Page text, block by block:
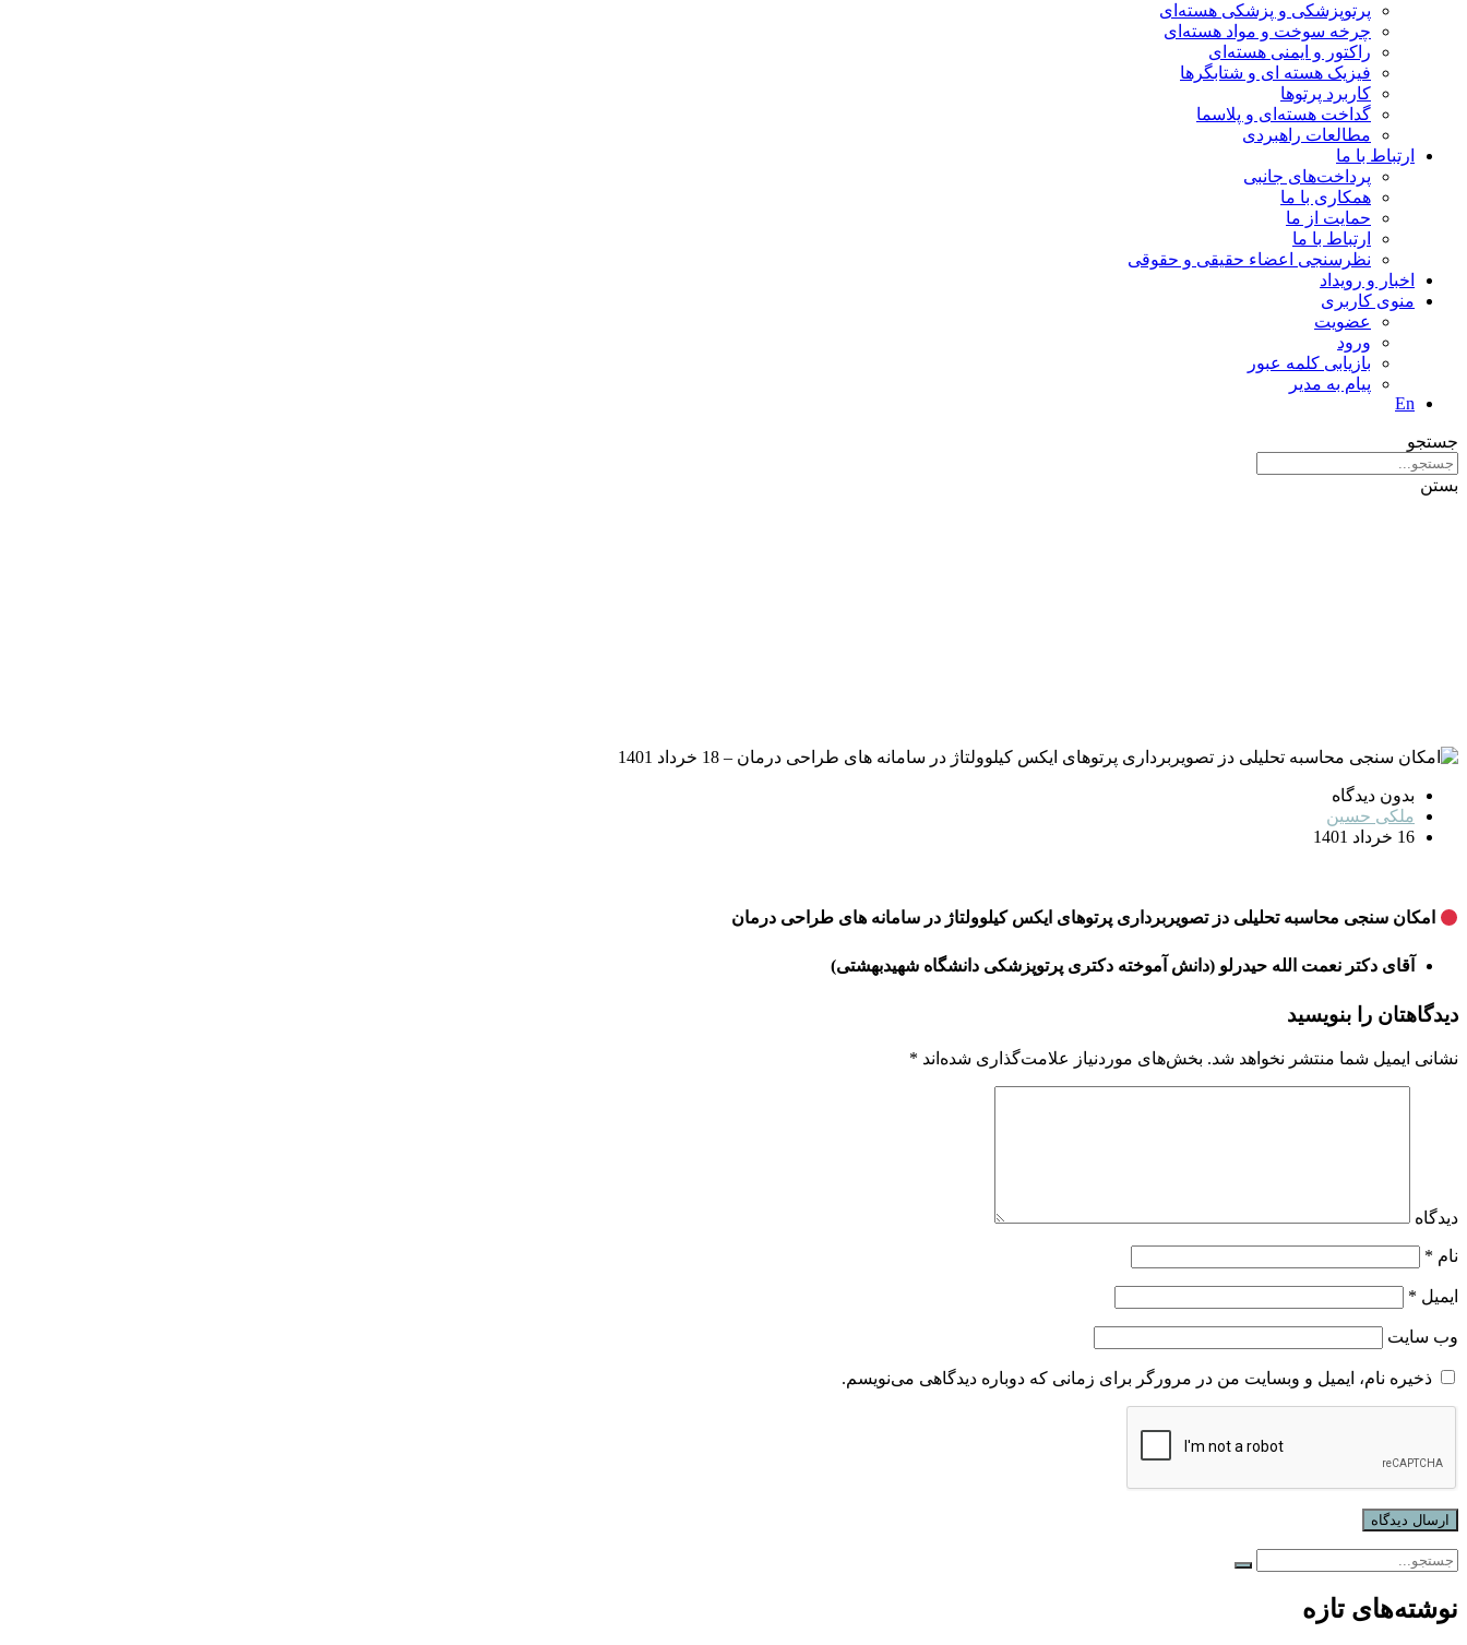
پرتوپزشکی و پزشکی هسته‌ای
چرخه سوخت و مواد هسته‌ای
راکتور و ایمنی هسته‌ای
فیزیک هسته ای و شتابگرها
کاربرد پرتوها
گداخت هسته‌ای و پلاسما
مطالعات راهبردی
ارتباط با ما
پرداخت‌های جانبی
همکاری با ما
حمايت از ما
ارتباط با ما
نظر‌سنجی اعضاء حقیقی و حقوقی
اخبار و رويداد
منوی کاربری
عضویت
ورود
بازیابی کلمه عبور
پیام به مدير
En
جستجو
بستن
بدون دیدگاه
ملکی حسین
16 خرداد 1401
امکان سنجی محاسبه تحلیلی دز تصویربرداری پرتوهای ایکس کیلوولتاژ در سامانه های طراحی درمان
آقای دکتر نعمت الله حیدرلو (دانش آموخته دکتری پرتوپزشکی دانشگاه شهیدبهشتی)
دیدگاهتان را بنویسید
نشانی ایمیل شما منتشر نخواهد شد. بخش‌های موردنیاز علامت‌گذاری شده‌اند *
دیدگاه
نام *
ایمیل *
وب‌ سایت
ذخیره نام، ایمیل و وبسایت من در مرورگر برای زمانی که دوباره دیدگاهی می‌نویسم.
نوشته‌های تازه